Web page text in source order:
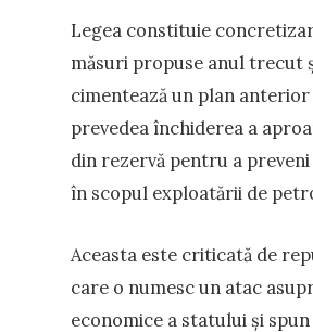
Legea constituie
măsuri propuse anul trecut
cimentează un plan
prevedea închiderea a
din rezervă pentru a
în scopul exploatării de
Aceasta este criticată de
care o numesc un atac
economice a statului și